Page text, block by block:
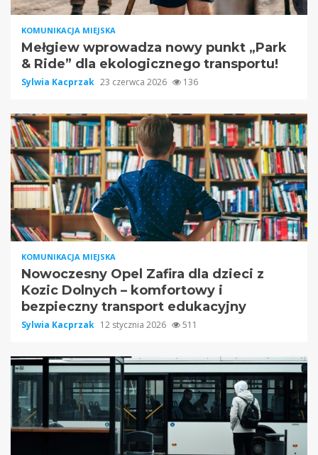
KOMUNIKACJA MIEJSKA
Mełgiew wprowadza nowy punkt „Park
& Ride” dla ekologicznego transportu!
Sylwia Kacprzak 23 czerwca 2026 136
KOMUNIKACJA MIEJSKA
Nowoczesny Opel Zafira dla dzieci z
Kozic Dolnych – komfortowy i
bezpieczny transport edukacyjny
Sylwia Kacprzak 12 stycznia 2026 511